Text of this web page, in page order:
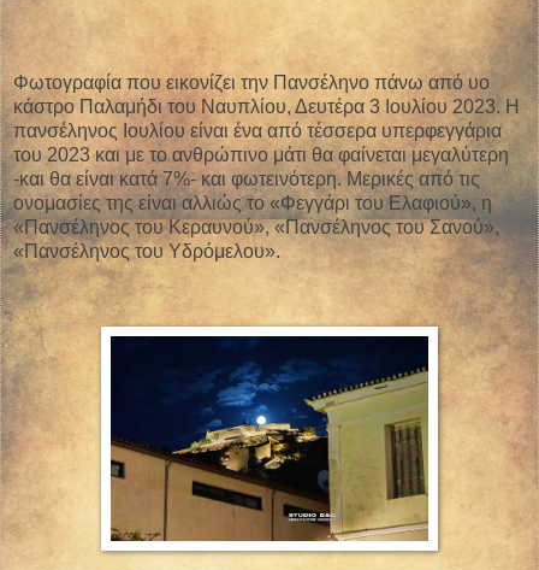
Φωτογραφία που εικονίζει την Πανσέληνο πάνω από υο
κάστρο Παλαμήδι του Ναυπλίου, Δευτέρα 3 Ιουλίου 2023. Η
πανσέληνος Ιουλίου είναι ένα από τέσσερα υπερφεγγάρια
του 2023 και με το ανθρώπινο μάτι θα φαίνεται μεγαλύτερη
-και θα είναι κατά 7%- και φωτεινότερη. Μερικές από τις
ονομασίες της είναι αλλιώς το «Φεγγάρι του Ελαφιού», η
«Πανσέληνος του Κεραυνού», «Πανσέληνος του Σανού»,
«Πανσέληνος του Υδρόμελου».